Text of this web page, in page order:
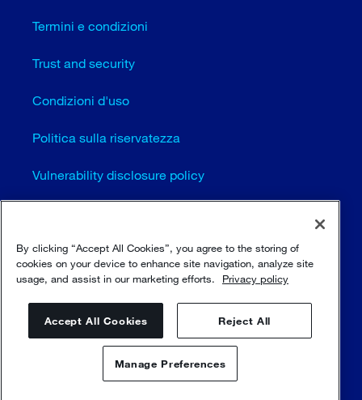
Termini e condizioni
Trust and security
Condizioni d'uso
Politica sulla riservatezza
Vulnerability disclosure policy
Mappa del sito
By clicking “Accept All Cookies”, you agree to the storing of
cookies on your device to enhance site navigation, analyze site
usage, and assist in our marketing efforts.
Privacy policy
Accept All Cookies Reject All
Manage Preferences